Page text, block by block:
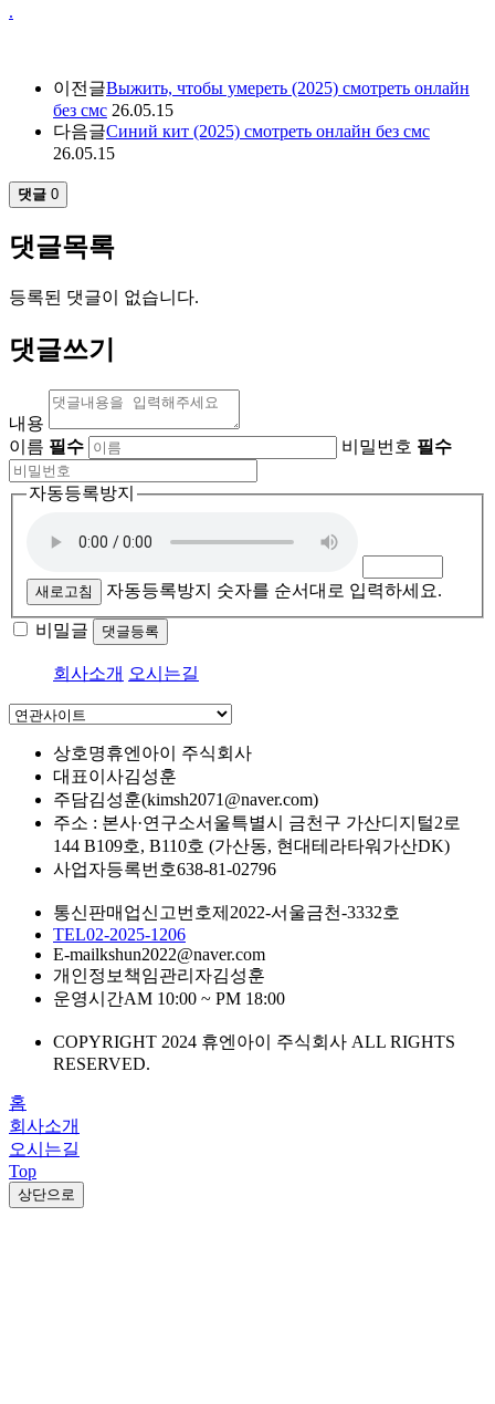
.
이전글Выжить, чтобы умереть (2025) смотреть онлайн
без смс 26.05.15
다음글Синий кит (2025) смотреть онлайн без смс
26.05.15
댓글 0
댓글목록
등록된 댓글이 없습니다.
댓글쓰기
내용
이름 필수 비밀번호 필수
자동등록방지
새로고침 자동등록방지 숫자를 순서대로 입력하세요.
비밀글 댓글등록
회사소개 오시는길
상호명휴엔아이 주식회사
대표이사김성훈
주담김성훈(kimsh2071@naver.com)
주소 : 본사·연구소서울특별시 금천구 가산디지털2로
144 B109호, B110호 (가산동, 현대테라타워가산DK)
사업자등록번호638-81-02796
통신판매업신고번호제2022-서울금천-3332호
TEL02-2025-1206
E-mailkshun2022@naver.com
개인정보책임관리자김성훈
운영시간AM 10:00 ~ PM 18:00
COPYRIGHT 2024 휴엔아이 주식회사 ALL RIGHTS
RESERVED.
홈
회사소개
오시는길
Top
상단으로